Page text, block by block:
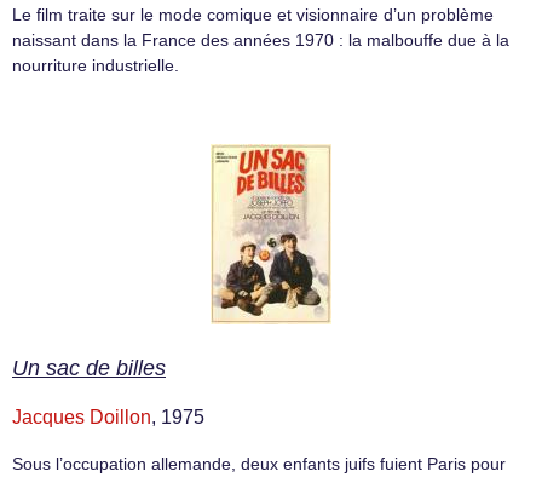
Le film traite sur le mode comique et visionnaire d’un problème
naissant dans la France des années 1970 : la malbouffe due à la
nourriture industrielle.
Un sac de billes
Jacques Doillon, 1975
Sous l’occupation allemande, deux enfants juifs fuient Paris pour